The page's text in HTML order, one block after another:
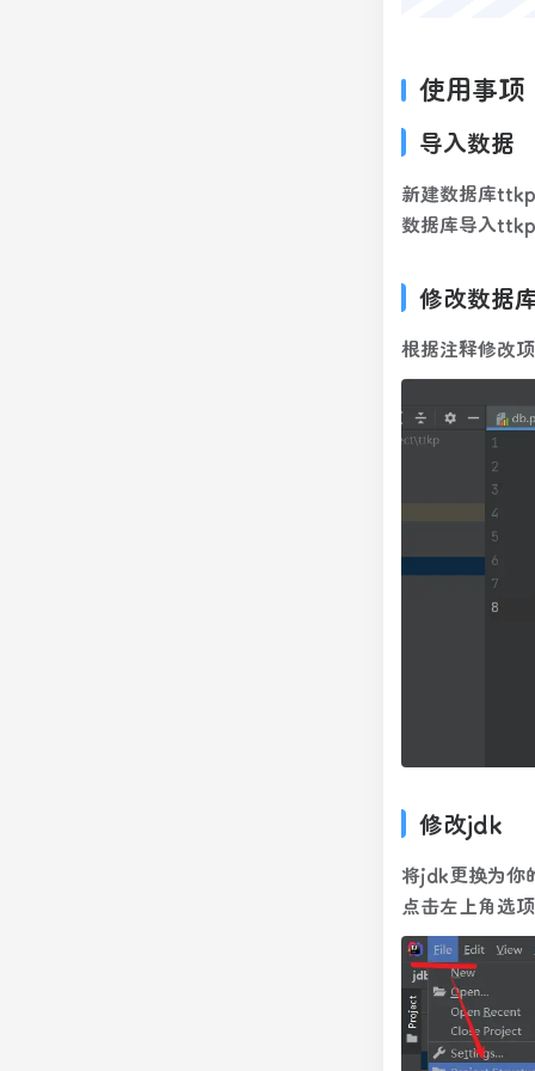
使用事项
导入数据
新建数据库ttkp
数据库导入
修改数据
根据注释修改
修改jdk
将jdk更换为你
点击左上角选